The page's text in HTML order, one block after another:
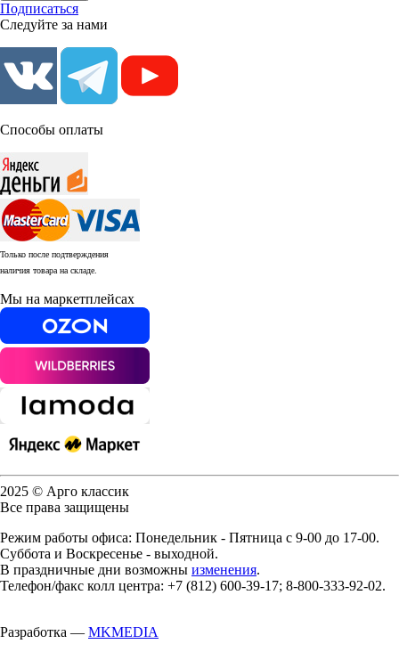
Подписаться
Следуйте за нами
Способы оплаты
Только после подтверждения
наличия товара на складе.
Мы на маркетплейсах
2025 © Арго классик
Все права защищены
Режим работы офиса: Понедельник - Пятница с 9-00 до 17-00.
Суббота и Воскресенье - выходной.
В праздничные дни возможны изменения.
Телефон/факс колл центра: +7 (812) 600-39-17; 8-800-333-92-02.
Разработка — MKMEDIA